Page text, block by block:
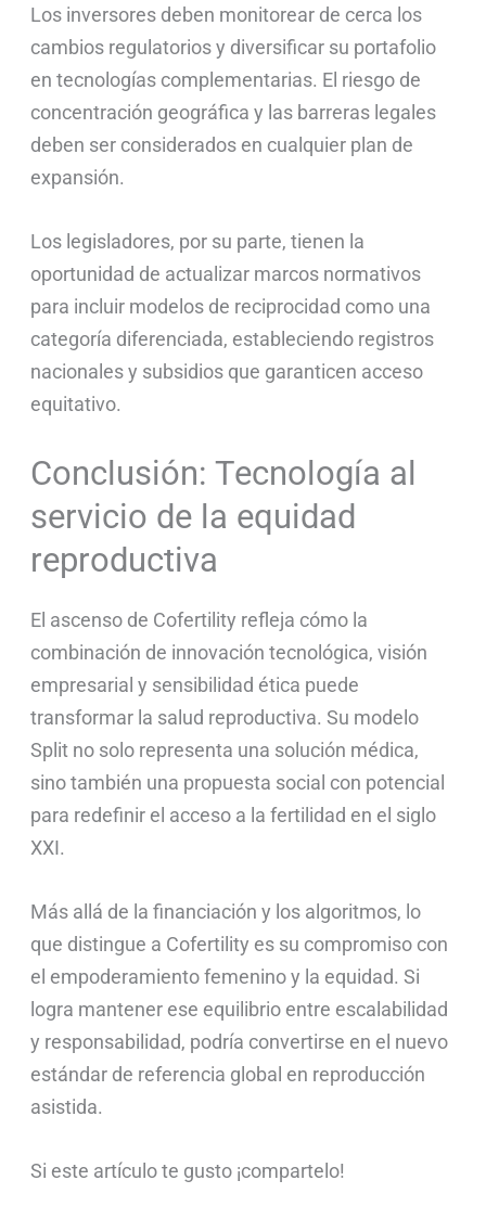
Los inversores deben monitorear de cerca los
cambios regulatorios y diversificar su portafolio
en tecnologías complementarias. El riesgo de
concentración geográfica y las barreras legales
deben ser considerados en cualquier plan de
expansión.
Los legisladores, por su parte, tienen la
oportunidad de actualizar marcos normativos
para incluir modelos de reciprocidad como una
categoría diferenciada, estableciendo registros
nacionales y subsidios que garanticen acceso
equitativo.
Conclusión: Tecnología al
servicio de la equidad
reproductiva
El ascenso de Cofertility refleja cómo la
combinación de innovación tecnológica, visión
empresarial y sensibilidad ética puede
transformar la salud reproductiva. Su modelo
Split no solo representa una solución médica,
sino también una propuesta social con potencial
para redefinir el acceso a la fertilidad en el siglo
XXI.
Más allá de la financiación y los algoritmos, lo
que distingue a Cofertility es su compromiso con
el empoderamiento femenino y la equidad. Si
logra mantener ese equilibrio entre escalabilidad
y responsabilidad, podría convertirse en el nuevo
estándar de referencia global en reproducción
asistida.
Si este artículo te gusto ¡compartelo!